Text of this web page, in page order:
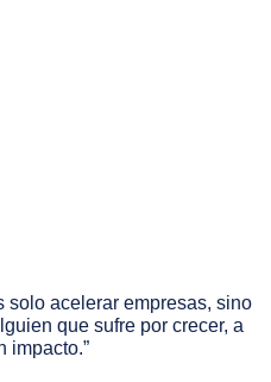
solo acelerar empresas, sino
que sufre por crecer, a
impacto.”